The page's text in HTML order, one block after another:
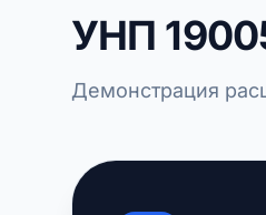
УНП
Демонстрация